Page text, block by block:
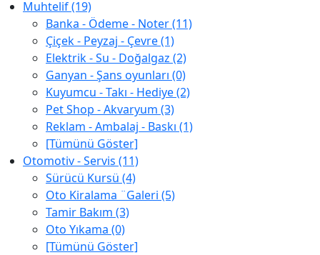
Muhtelif (19)
Banka - Ödeme - Noter (11)
Çiçek - Peyzaj - Çevre (1)
Elektrik - Su - Doğalgaz (2)
Ganyan - Şans oyunları (0)
Kuyumcu - Takı - Hediye (2)
Pet Shop - Akvaryum (3)
Reklam - Ambalaj - Baskı (1)
[Tümünü Göster]
Otomotiv - Servis (11)
Sürücü Kursü (4)
Oto Kiralama ¨Galeri (5)
Tamir Bakım (3)
Oto Yıkama (0)
[Tümünü Göster]